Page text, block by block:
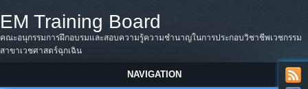
EM Training Board
คณะอนุกรรมการฝึกอบรมและสอบความรู้ความชำนาญในการประกอบวิชาชีพเวชกรรม
สาขาเวชศาสตร์ฉุกเฉิน
NAVIGATION